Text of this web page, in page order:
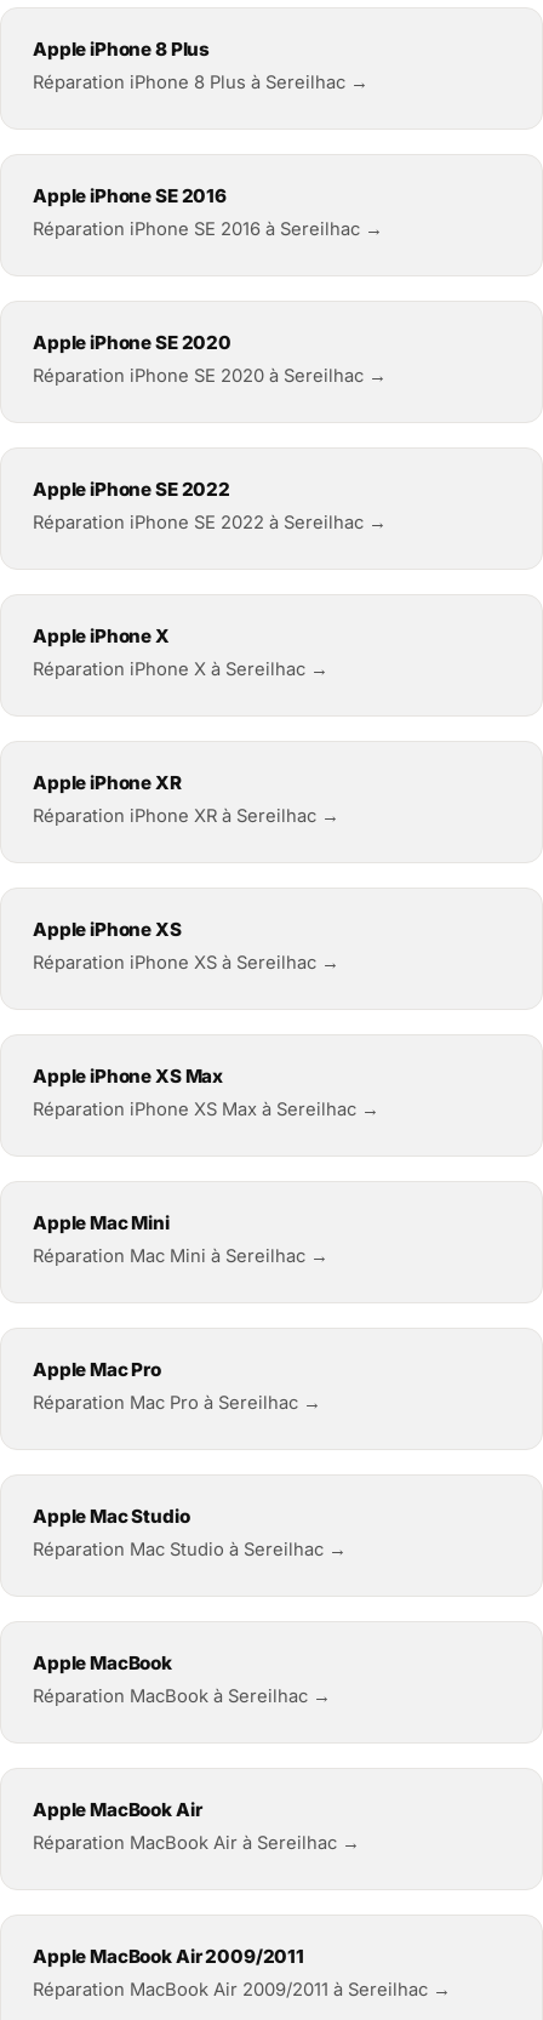
Apple iPhone 8 Plus
Réparation iPhone 8 Plus à Sereilhac →
Apple iPhone SE 2016
Réparation iPhone SE 2016 à Sereilhac →
Apple iPhone SE 2020
Réparation iPhone SE 2020 à Sereilhac →
Apple iPhone SE 2022
Réparation iPhone SE 2022 à Sereilhac →
Apple iPhone X
Réparation iPhone X à Sereilhac →
Apple iPhone XR
Réparation iPhone XR à Sereilhac →
Apple iPhone XS
Réparation iPhone XS à Sereilhac →
Apple iPhone XS Max
Réparation iPhone XS Max à Sereilhac →
Apple Mac Mini
Réparation Mac Mini à Sereilhac →
Apple Mac Pro
Réparation Mac Pro à Sereilhac →
Apple Mac Studio
Réparation Mac Studio à Sereilhac →
Apple MacBook
Réparation MacBook à Sereilhac →
Apple MacBook Air
Réparation MacBook Air à Sereilhac →
Apple MacBook Air 2009/2011
Réparation MacBook Air 2009/2011 à Sereilhac →